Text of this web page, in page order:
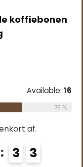
koffiebonen
Available: 16
75 %
af.
3 1
2